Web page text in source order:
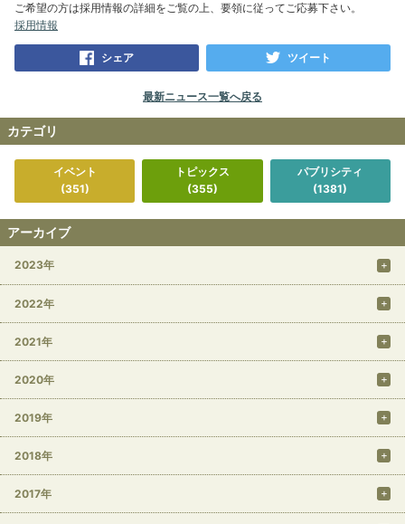
ご希望の方は採用情報の詳細をご覧の上、要領に従ってご応募下さい。
採用情報
シェア ツイート
最新ニュース一覧へ戻る
カテゴリ
イベント
(351)
トピックス
(355)
パブリシティ
(1381)
アーカイブ
2023年
2022年
2021年
2020年
2019年
2018年
2017年